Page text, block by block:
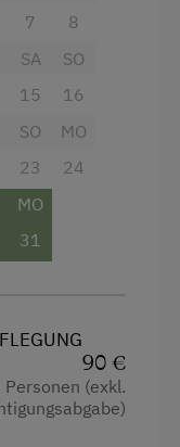
Ihren
liegen für
Raumklima.
verleiht der
erwerben.
7
8
SA
15
SO
16
SO
23
MO
24
MO
31
90 €
(exkl.